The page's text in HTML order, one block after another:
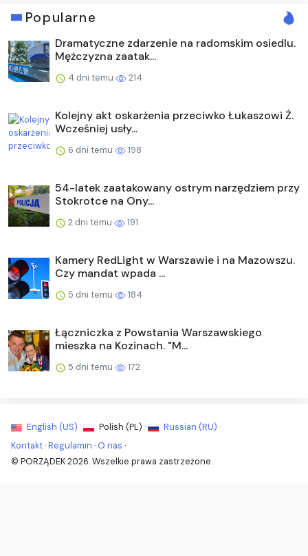
Popularne
Dramatyczne zdarzenie na radomskim osiedlu.
Mężczyzna zaatak...
4 dni temu 214
Kolejny akt oskarżenia przeciwko Łukaszowi Ż.
Wcześniej usły...
6 dni temu 198
54-latek zaatakowany ostrym narzędziem przy
Stokrotce na Ony...
2 dni temu 191
Kamery RedLight w Warszawie i na Mazowszu.
Czy mandat wpada ...
5 dni temu 184
Łączniczka z Powstania Warszawskiego
mieszka na Kozinach. "M...
5 dni temu 172
English (US) · Polish (PL) ·
Russian (RU) ·
Kontakt ·Regulamin · O nas ·
© PORZĄDEK 2026. Wszelkie prawa zastrzeżone.